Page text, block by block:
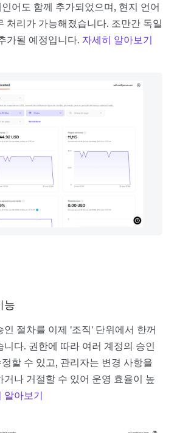
어도 함께 추가되었으며, 현지 언어
처리가 가능해졌습니다. 조만간 독일
가될 예정입니다. 자세히 알아보기
능
인 절차를 이제 '조직' 단위에서 한꺼
니다. 권한에 따라 여러 계정의 승인
할 수 있고, 관리자는 변경 사항을
거나 거절할 수 있어 운영 효율이 높
알아보기